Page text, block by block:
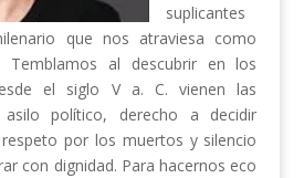
suplicantes
que nos atraviesa como
Temblamos al descubrir en los
el siglo V a. C. vienen las
asilo político, derecho a decidir
por los muertos y silencio
con dignidad. Para hacernos eco